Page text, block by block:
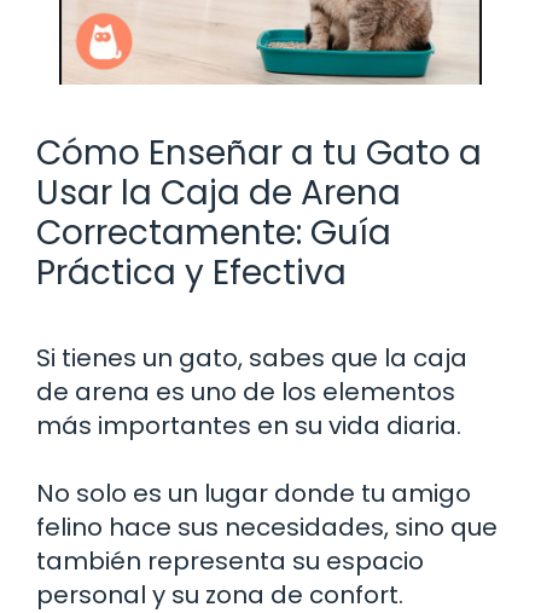
Cómo Enseñar a tu Gato a
Usar la Caja de Arena
Correctamente: Guía
Práctica y Efectiva
Si tienes un gato, sabes que la caja
de arena es uno de los elementos
más importantes en su vida diaria.
No solo es un lugar donde tu amigo
felino hace sus necesidades, sino que
también representa su espacio
personal y su zona de confort.